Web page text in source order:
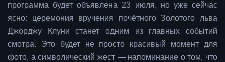
программа будет объявлена 23 июля, но уже сейчас
ясно: церемония вручения почётного Золотого льва
Джорджу Клуни станет одним из главных событий
смотра. Это будет не просто красивый момент для
фото, а символический жест — напоминание о том, что